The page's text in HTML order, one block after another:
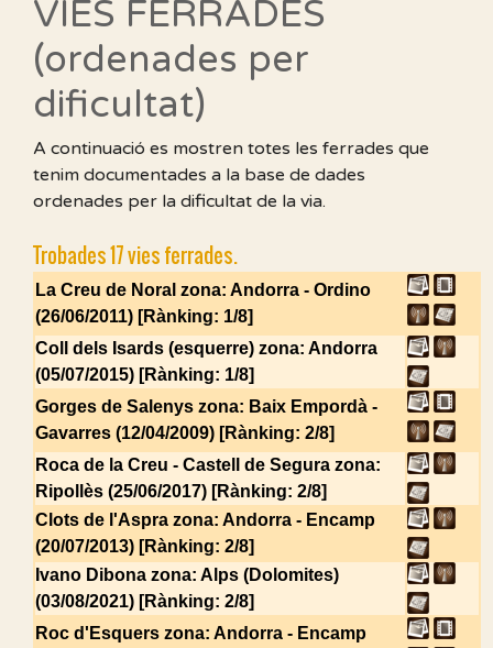
VIES FERRADES
(ordenades per
dificultat)
A continuació es mostren totes les ferrades que
tenim documentades a la base de dades
ordenades per la dificultat de la via.
Trobades 17 vies ferrades.
La Creu de Noral zona: Andorra - Ordino
(26/06/2011) [Rànking: 1/8]
Coll dels Isards (esquerre) zona: Andorra
(05/07/2015) [Rànking: 1/8]
Gorges de Salenys zona: Baix Empordà -
Gavarres (12/04/2009) [Rànking: 2/8]
Roca de la Creu - Castell de Segura zona:
Ripollès (25/06/2017) [Rànking: 2/8]
Clots de l'Aspra zona: Andorra - Encamp
(20/07/2013) [Rànking: 2/8]
Ivano Dibona zona: Alps (Dolomites)
(03/08/2021) [Rànking: 2/8]
Roc d'Esquers zona: Andorra - Encamp